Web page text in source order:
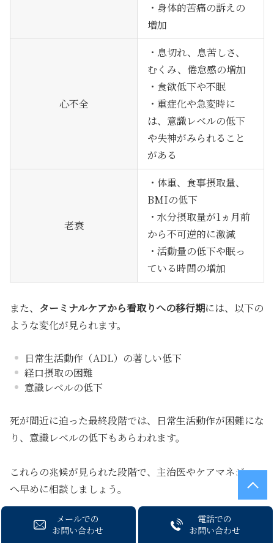
メールでの
お問い合わせ
電話での
お問い合わせ
・身体的苦痛の訴えの
増加
心不全
・息切れ、息苦しさ、
むくみ、倦怠感の増加
・食欲低下や不眠
・重症化や急変時に
は、意識レベルの低下
や失神がみられること
がある
老衰
・体重、食事摂取量、
BMIの低下
・水分摂取量が1ヵ月前
から不可逆的に激減
・活動量の低下や眠っ
ている時間の増加
また、 ターミナルケアから看取りへの移行期には、以下の
ような変化が見られます。
日常生活動作（ADL）の著しい低下
経口摂取の困難
意識レベルの低下
死が間近に迫った最終段階では、日常生活動作が困難にな
り、意識レベルの低下もあらわれます。
これらの兆候が見られた段階で、主治医やケアマネジャー
へ早めに相談しましょう。